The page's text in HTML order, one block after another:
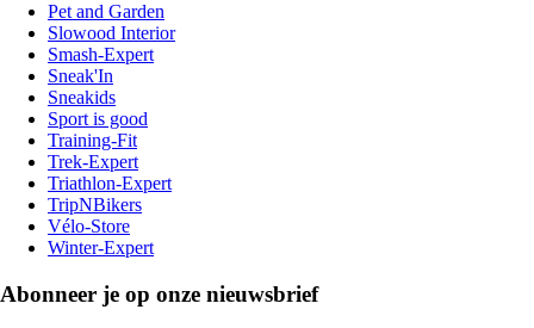
Pet and Garden
Slowood Interior
Smash-Expert
Sneak'In
Sneakids
Sport is good
Training-Fit
Trek-Expert
Triathlon-Expert
TripNBikers
Vélo-Store
Winter-Expert
Abonneer je op onze nieuwsbrief